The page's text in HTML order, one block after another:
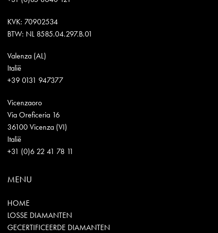
KVK: 70902534
BTW: NL 8585.04.297.B.01
Valenza (AL)
Italië
+39 0131 947377
Vicenzaoro
Via Oreficeria 16
36100 Vicenza (VI)
Italië
+31 (0)6 22 41 78 11
MENU
HOME
LOSSE DIAMANTEN
GECERTIFICEERDE DIAMANTEN